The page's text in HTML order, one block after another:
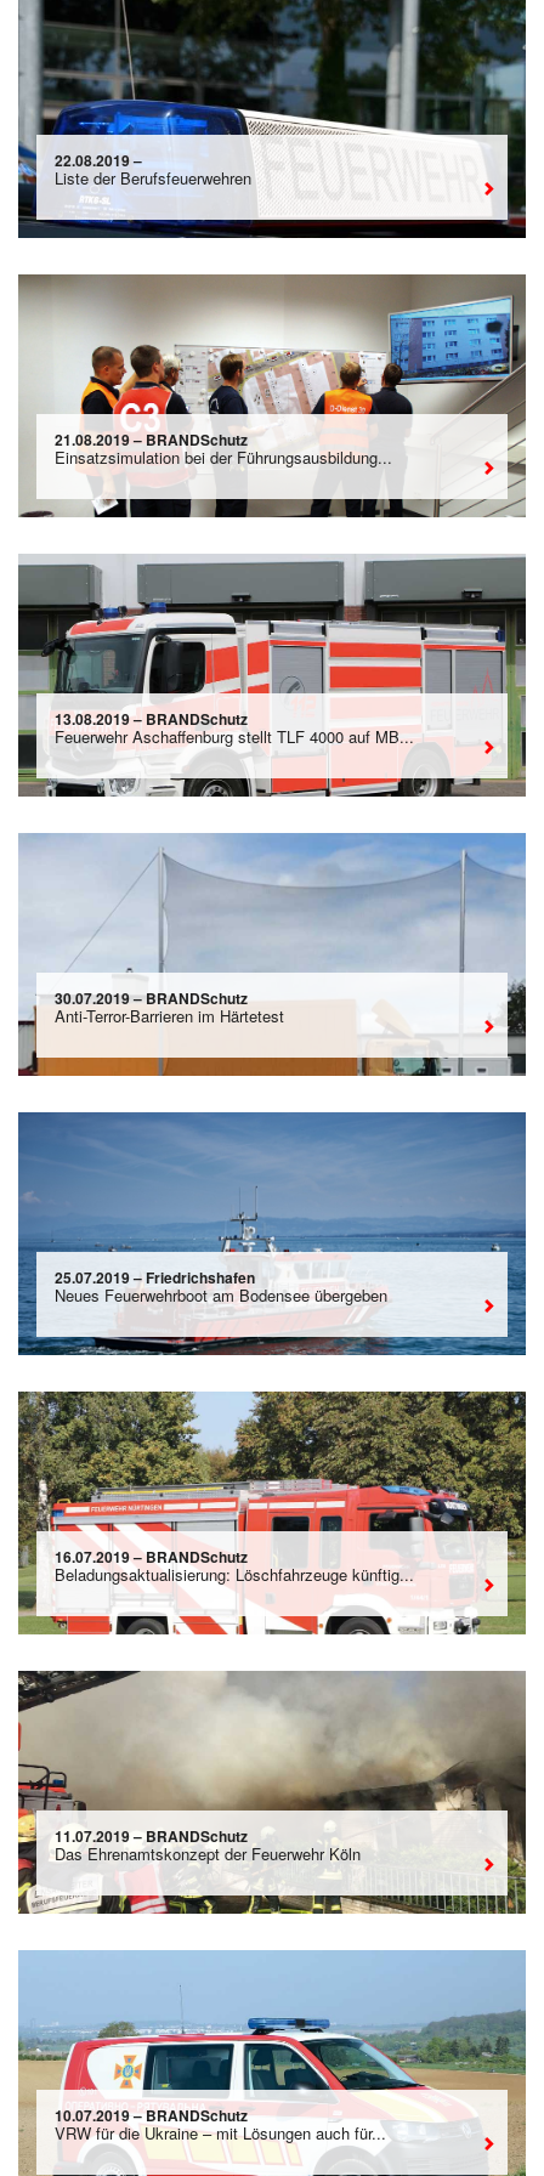
22.08.2019 –
Liste der Berufsfeuerwehren
21.08.2019 – BRANDSchutz
Einsatzsimulation bei der Führungsausbildung...
13.08.2019 – BRANDSchutz
Feuerwehr Aschaffenburg stellt TLF 4000 auf MB...
30.07.2019 – BRANDSchutz
Anti-Terror-Barrieren im Härtetest
25.07.2019 – Friedrichshafen
Neues Feuerwehrboot am Bodensee übergeben
16.07.2019 – BRANDSchutz
Beladungsaktualisierung: Löschfahrzeuge künftig...
11.07.2019 – BRANDSchutz
Das Ehrenamtskonzept der Feuerwehr Köln
10.07.2019 – BRANDSchutz
VRW für die Ukraine – mit Lösungen auch für...